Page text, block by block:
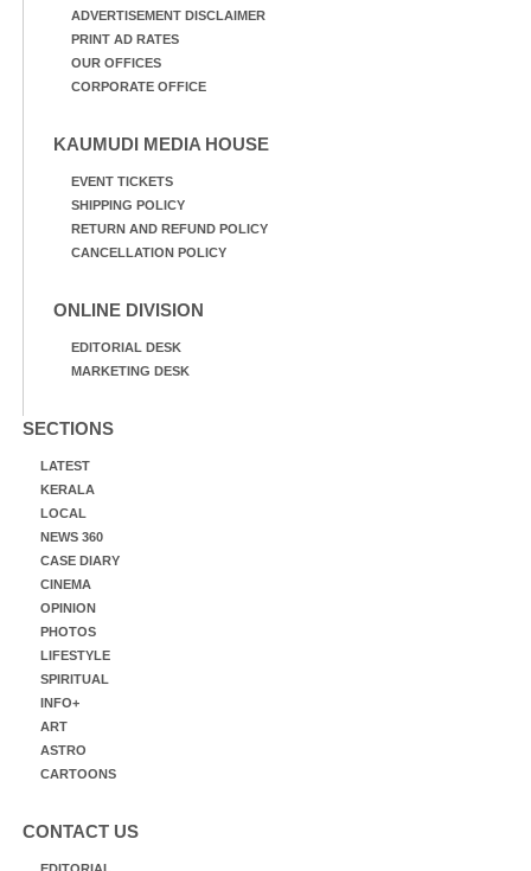
ADVERTISEMENT DISCLAIMER
PRINT AD RATES
OUR OFFICES
CORPORATE OFFICE
KAUMUDI MEDIA HOUSE
EVENT TICKETS
SHIPPING POLICY
RETURN AND REFUND POLICY
CANCELLATION POLICY
ONLINE DIVISION
EDITORIAL DESK
MARKETING DESK
SECTIONS
LATEST
KERALA
LOCAL
NEWS 360
CASE DIARY
CINEMA
OPINION
PHOTOS
LIFESTYLE
SPIRITUAL
INFO+
ART
ASTRO
CARTOONS
CONTACT US